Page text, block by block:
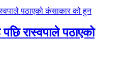
रास्वपाले पठाएको